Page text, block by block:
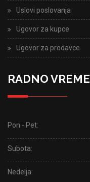
Uslovi poslovanja
Ugovor za kupce
Ugovor za prodavce
RADNO VREME
Pon - Pet:
Subota:
Nedelja: